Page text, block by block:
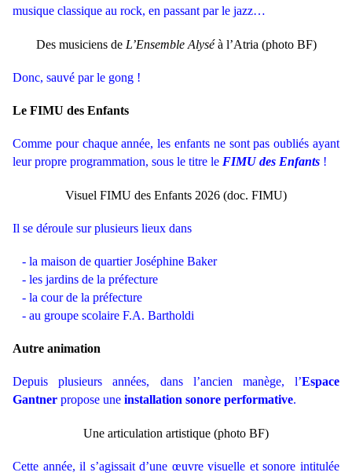
musique classique au rock, en passant par le jazz…
Des musiciens de L’Ensemble Alyséà l’Atria (photo BF)
Donc, sauvé parle gong !
Le FIMU des Enfants
Comme pour chaque année, les enfants ne sont pas oubliés ayant
leur propre programmation, sous le titre le FIMU des Enfants !
Visuel FIMU des Enfants 2026 (doc. FIMU)
Il se déroule sur plusieurs lieux dans
- la maison de quartier Joséphine Baker
- les jardins de la préfecture
- la cour de la préfecture
- au groupe scolaire F.A. Bartholdi
Autre animation
Depuis plusieurs années, dans l’ancien manège, l’Espace
Gantner propose une installation sonore performative.
Une articulation artistique (photo BF)
Cette année, il s’agissait d’une œuvre visuelle et sonore intitulée